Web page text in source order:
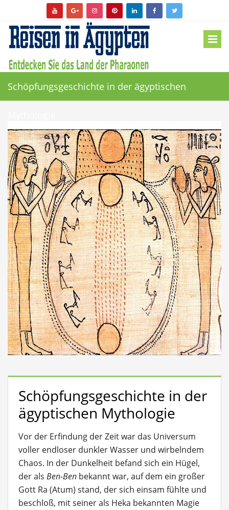
Schöpfungsgeschichte in der ägyptischen
Schöpfungsgeschichte in der
ägyptischen Mythologie
Vor der Erfindung der Zeit war das Universum
voller endloser dunkler Wasser und wirbelndem
Chaos. In der Dunkelheit befand sich ein Hügel,
der als Ben-Ben bekannt war, auf dem ein großer
Gott Ra (Atum) stand, der sich einsam fühlte und
beschloß, mit seiner als Heka bekannten Magie